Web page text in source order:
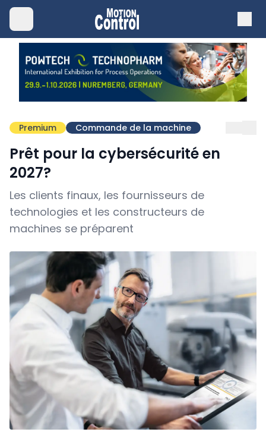
Premium Commande de la machine
Prêt pour la cybersécurité en
2027?
Les clients finaux, les fournisseurs de
technologies et les constructeurs de
machines se préparent